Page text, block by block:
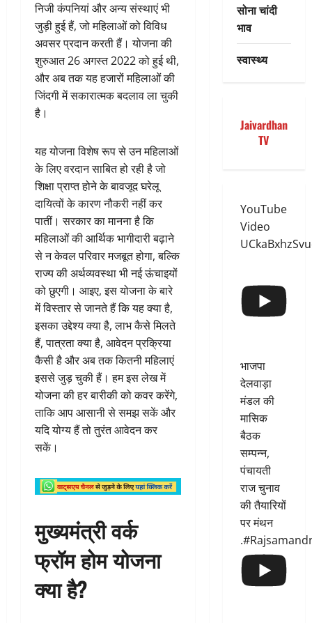
निजी कंपनियां और अन्य संस्थाएं भी
जुड़ी हुई हैं, जो महिलाओं को विविध
अवसर प्रदान करती हैं। योजना की
शुरुआत 26 अगस्त 2022 को हुई थी,
और अब तक यह हजारों महिलाओं की
जिंदगी में सकारात्मक बदलाव ला चुकी
है।
यह योजना विशेष रूप से उन महिलाओं
के लिए वरदान साबित हो रही है जो
शिक्षा प्राप्त होने के बावजूद घरेलू
दायित्वों के कारण नौकरी नहीं कर
पातीं। सरकार का मानना है कि
महिलाओं की आर्थिक भागीदारी बढ़ाने
से न केवल परिवार मजबूत होगा, बल्कि
राज्य की अर्थव्यवस्था भी नई ऊंचाइयों
को छुएगी। आइए, इस योजना के बारे
में विस्तार से जानते हैं कि यह क्या है,
इसका उद्देश्य क्या है, लाभ कैसे मिलते
हैं, पात्रता क्या है, आवेदन प्रक्रिया
कैसी है और अब तक कितनी महिलाएं
इससे जुड़ चुकी हैं। हम इस लेख में
योजना की हर बारीकी को कवर करेंगे,
ताकि आप आसानी से समझ सकें और
यदि योग्य हैं तो तुरंत आवेदन कर
सकें।
मुख्यमंत्री वर्क
फ्रॉम होम योजना
क्या है?
सोना चांदी
भाव
स्वास्थ्य
Jaivardhan
TV
YouTube
Video
भाजपा
देलवाड़ा
मंडल की
मासिक
बैठक
सम्पन्न,
पंचायती
राज चुनाव
की तैयारियों
पर मंथन